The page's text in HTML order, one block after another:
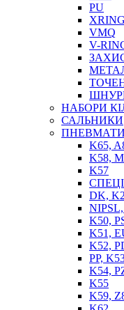
ПІСТОЛЕТИ
НАСОСИ ТА
НАГНІТАЧІ
МУФТИ
МАСЛЯНКИ,
ПРЕС-МАСЛЯНКИ
ШЛАНГИ, ТРУБКИ
ШПРИЦИ
PU
XRING
VMQ
V-
НАБОРИ
САЛЬНИКИ
K65,
K58,
K57
DK,
K50,
K51,
K52,
PP,
K54,
K55
K59,